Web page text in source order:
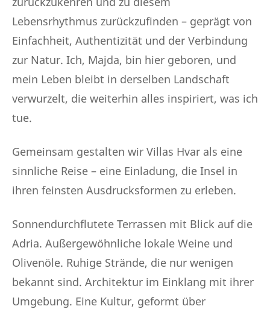
Lebensrhythmus zurückzufinden – geprägt von
Einfachheit, Authentizität und der Verbindung
zur Natur. Ich, Majda, bin hier geboren, und
mein Leben bleibt in derselben Landschaft
verwurzelt, die weiterhin alles inspiriert, was ich
tue.
Gemeinsam gestalten wir Villas Hvar als eine
sinnliche Reise – eine Einladung, die Insel in
ihren feinsten Ausdrucksformen zu erleben.
Sonnendurchflutete Terrassen mit Blick auf die
Adria. Außergewöhnliche lokale Weine und
Olivenöle. Ruhige Strände, die nur wenigen
bekannt sind. Architektur im Einklang mit ihrer
Umgebung. Eine Kultur, geformt über